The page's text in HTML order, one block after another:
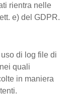
rientra nelle
e) del GDPR.
di log file di
quali
in maniera